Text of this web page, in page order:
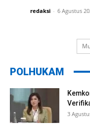
redaksi - 6 Agustus
POLHUKAM
3